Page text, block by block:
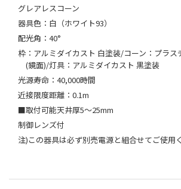
グレアレスコーン
器具色：白（ホワイト93）
配光角：40°
枠：アルミダイカスト 白塗装/コーン：プラス
(鏡面)/灯具：アルミダイカスト 黒塗装
光源寿命：40,000時間
近接限度距離：0.1m
■取付可能天井厚5～25mm
制御レンズ付
注)この器具は必ず別売電源と組合せてご使用